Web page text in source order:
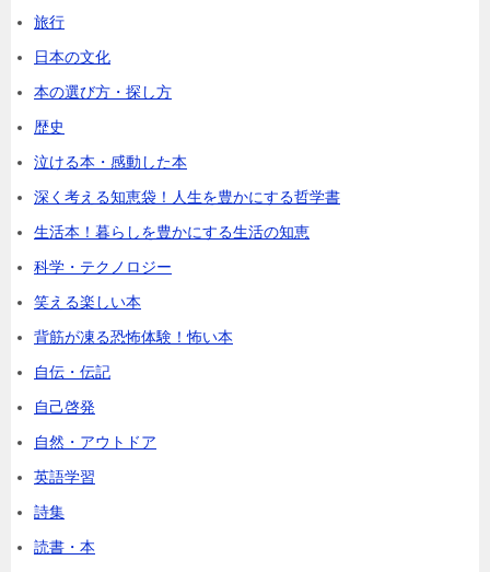
旅行
日本の文化
本の選び方・探し方
歴史
泣ける本・感動した本
深く考える知恵袋！人生を豊かにする哲学書
生活本！暮らしを豊かにする生活の知恵
科学・テクノロジー
笑える楽しい本
背筋が凍る恐怖体験！怖い本
自伝・伝記
自己啓発
自然・アウトドア
英語学習
詩集
読書・本